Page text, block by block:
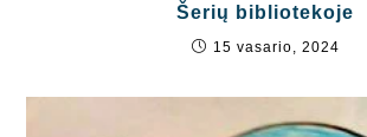
Šerių bibliotekoje
15 vasario, 2024